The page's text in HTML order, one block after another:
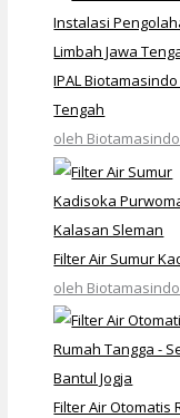
IPAL
Tengah
oleh Biotamasindo
Filter Air Sumur
oleh Biotamasindo
Filter Air Otomatis